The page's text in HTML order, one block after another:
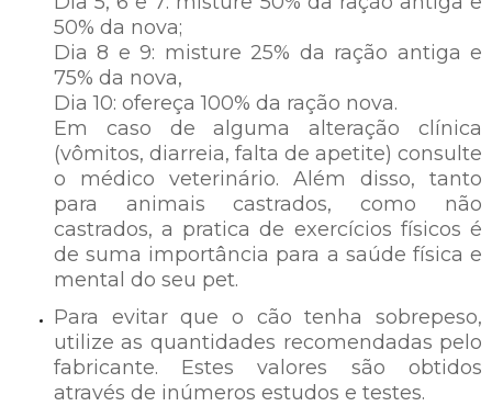
50% da nova;
Dia 8 e 9: misture 25% da ração antiga e
75% da nova,
Dia 10: ofereça 100% da ração nova.
Em caso de alguma alteração clínica
(vômitos, diarreia, falta de apetite) consulte
o médico veterinário. Além disso, tanto
para animais castrados, como não
castrados, a pratica de exercícios físicos é
de suma importância para a saúde física e
mental do seu pet.
Para evitar que o cão tenha sobrepeso,
utilize as quantidades recomendadas pelo
fabricante. Estes valores são obtidos
através de inúmeros estudos e testes.